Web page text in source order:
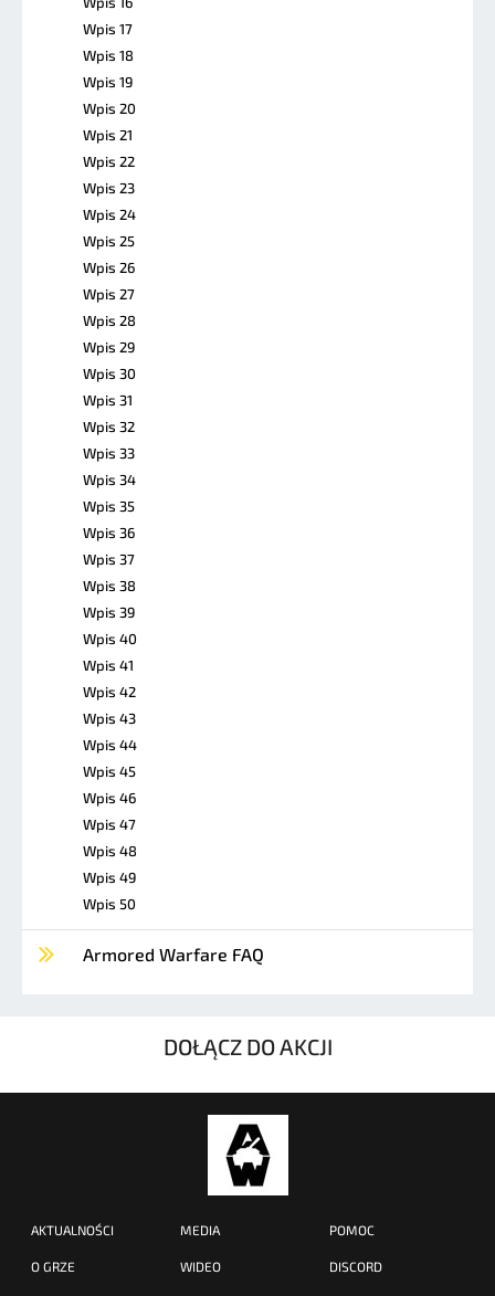
Wpis 17
Wpis 18
Wpis 19
Wpis 20
Wpis 21
Wpis 22
Wpis 23
Wpis 24
Wpis 25
Wpis 26
Wpis 27
Wpis 28
Wpis 29
Wpis 30
Wpis 31
Wpis 32
Wpis 33
Wpis 34
Wpis 35
Wpis 36
Wpis 37
Wpis 38
Wpis 39
Wpis 40
Wpis 41
Wpis 42
Wpis 43
Wpis 44
Wpis 45
Wpis 46
Wpis 47
Wpis 48
Wpis 49
Wpis 50
Armored Warfare FAQ
DOŁĄCZ DO AKCJI
AKTUALNOŚCI
O GRZE
MEDIA
WIDEO
POMOC
DISCORD